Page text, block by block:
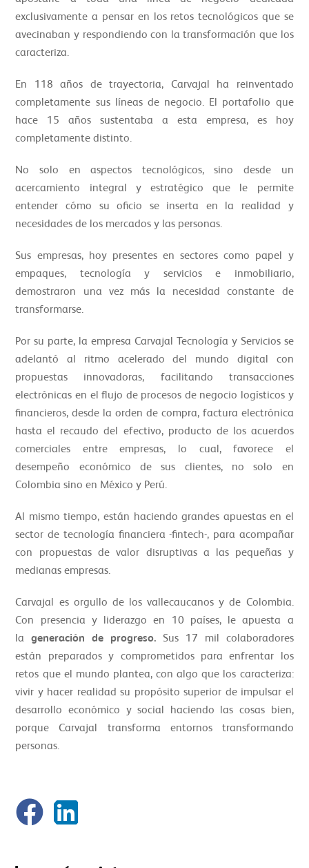
exclusivamente a pensar en los retos tecnológicos que se
avecinaban y respondiendo con la transformación que los
caracteriza.
En 118 años de trayectoria, Carvajal ha reinventado
completamente sus líneas de negocio. El portafolio que
hace 15 años sustentaba a esta empresa, es hoy
completamente distinto.
No solo en aspectos tecnológicos, sino desde un
acercamiento integral y estratégico que le permite
entender cómo su oficio se inserta en la realidad y
necesidades de los mercados y las personas.
Sus empresas, hoy presentes en sectores como papel y
empaques, tecnología y servicios e inmobiliario,
demostraron una vez más la necesidad constante de
transformarse.
Por su parte, la empresa Carvajal Tecnología y Servicios se
adelantó al ritmo acelerado del mundo digital con
propuestas innovadoras, facilitando transacciones
electrónicas en el flujo de procesos de negocio logísticos y
financieros, desde la orden de compra, factura electrónica
hasta el recaudo del efectivo, producto de los acuerdos
comerciales entre empresas, lo cual, favorece el
desempeño económico de sus clientes, no solo en
Colombia sino en México y Perú.
Al mismo tiempo, están haciendo grandes apuestas en el
sector de tecnología financiera -fintech-, para acompañar
con propuestas de valor disruptivas a las pequeñas y
medianas empresas.
Carvajal es orgullo de los vallecaucanos y de Colombia.
Con presencia y liderazgo en 10 países, le apuesta a
lageneración de progreso.Sus 17 mil colaboradores
están preparados y comprometidos para enfrentar los
retos que el mundo plantea, con algo que los caracteriza:
vivir y hacer realidad su propósito superior de impulsar el
desarrollo económico y social haciendo las cosas bien,
porque Carvajal transforma entornos transformando
personas.